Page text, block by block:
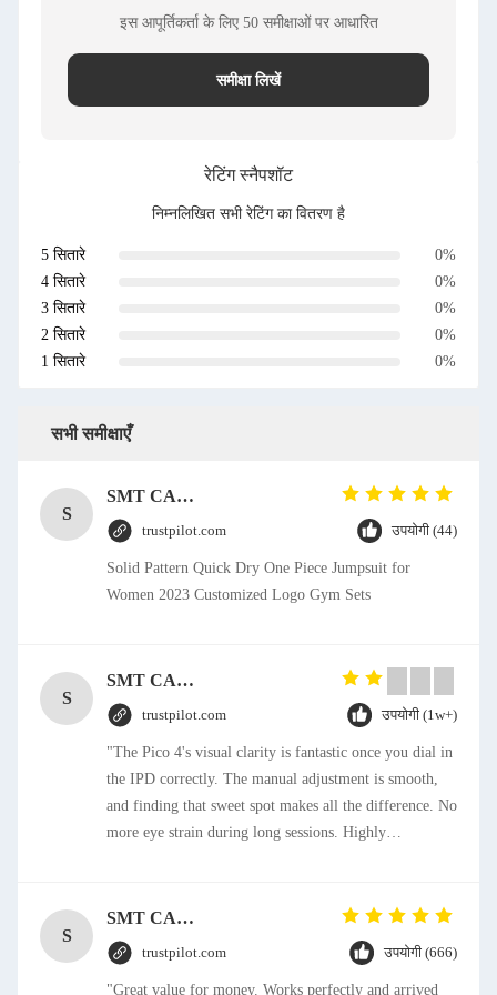
इस आपूर्तिकर्ता के लिए 50 समीक्षाओं पर आधारित
समीक्षा लिखें
रेटिंग स्नैपशॉट
निम्नलिखित सभी रेटिंग का वितरण है
5 सितारे
0%
4 सितारे
0%
3 सितारे
0%
2 सितारे
0%
1 सितारे
0%
सभी समीक्षाएँ
S
SMT CAP Type Box Header Connector 1.27mm Pitch Gold Flash Contact Plating
trustpilot.com उपयोगी (44)
Solid Pattern Quick Dry One Piece Jumpsuit for
Women 2023 Customized Logo Gym Sets
S
SMT CAP Type Box Header Connector 1.27mm Pitch Gold Flash Contact Plating
trustpilot.com उपयोगी (1w+)
"The Pico 4's visual clarity is fantastic once you dial in
the IPD correctly. The manual adjustment is smooth,
and finding that sweet spot makes all the difference. No
more eye strain during long sessions. Highly
IPD correctly. The manual adjustment is smooth, and
finding that sweet spot makes all the difference. No
more eye strain during long sessions. Highly
S
SMT CAP Type Box Header Connector 1.27mm Pitch Gold Flash Contact Plating
trustpilot.com उपयोगी (666)
"Great value for money. Works perfectly and arrived